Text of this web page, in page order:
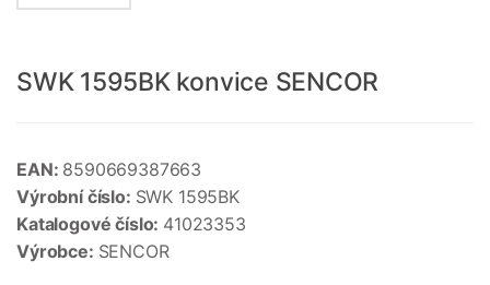
SWK 1595BK konvice SENCOR
EAN: 8590669387663
Výrobní číslo: SWK 1595BK
Katalogové číslo: 41023353
Výrobce: SENCOR